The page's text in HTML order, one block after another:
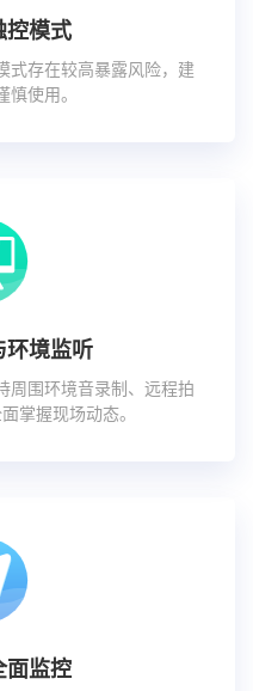
控模式
式存在较高暴露风险，建
使用。
环境监听
周围环境音录制、远程拍
掌握现场动态。
面监控